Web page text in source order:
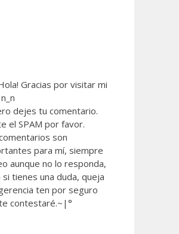
Gracias por visitar mi
dejes tu comentario.
el SPAM por favor.
son
para mí, siempre
aunque no lo responda,
tienes una duda, queja
ten por seguro
contestaré.~|°